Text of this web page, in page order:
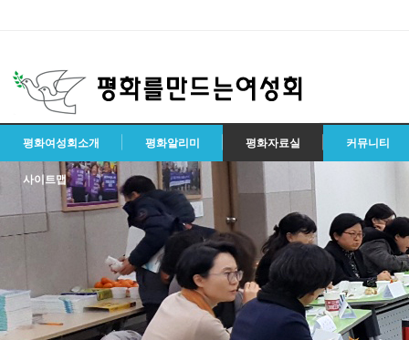
평화여성회소개 평화알리미 평화자료실 커뮤니티
사이트맵